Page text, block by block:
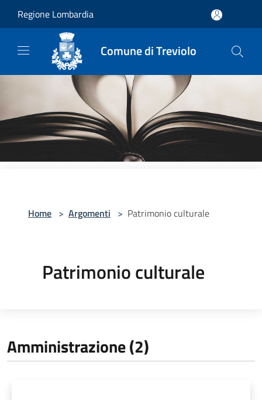
Regione Lombardia
Comune di Treviolo
Home > Argomenti > Patrimonio culturale
Patrimonio culturale
Amministrazione (2)